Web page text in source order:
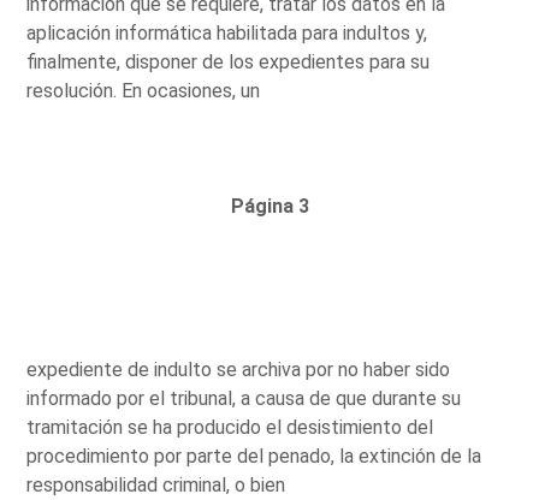
aplicación informática habilitada para indultos y,
finalmente, disponer de los expedientes para su
resolución. En ocasiones, un
Página 3
expediente de indulto se archiva por no haber sido
informado por el tribunal, a causa de que durante su
tramitación se ha producido el desistimiento del
procedimiento por parte del penado, la extinción de la
responsabilidad criminal, o bien